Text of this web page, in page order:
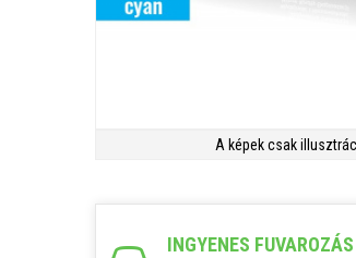
A képek csak
INGYENES FUVAROZÁS